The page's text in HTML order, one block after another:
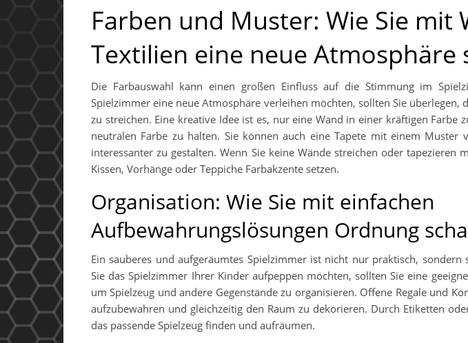
Farben und Muster: Wie Sie mit
Textilien eine neue Atmosphäre
Die Farbauswahl kann einen großen Einfluss auf die Stimmung im
Spielzimmer eine neue Atmosphäre verleihen möchten, sollten Sie überlegen,
zu streichen. Eine kreative Idee ist es, nur eine Wand in einer kräftigen Farbe
neutralen Farbe zu halten. Sie können auch eine Tapete mit einem Muster
interessanter zu gestalten. Wenn Sie keine Wände streichen oder tapezieren
Kissen, Vorhänge oder Teppiche Farbakzente setzen.
Organisation: Wie Sie mit einfachen
Aufbewahrungslösungen Ordnung
Ein sauberes und aufgeräumtes Spielzimmer ist nicht nur praktisch, sondern
Sie das Spielzimmer Ihrer Kinder aufpeppen möchten, sollten Sie eine
um Spielzeug und andere Gegenstände zu organisieren. Offene Regale und
aufzubewahren und gleichzeitig den Raum zu dekorieren. Durch Etiketten
das passende Spielzeug finden und aufräumen.